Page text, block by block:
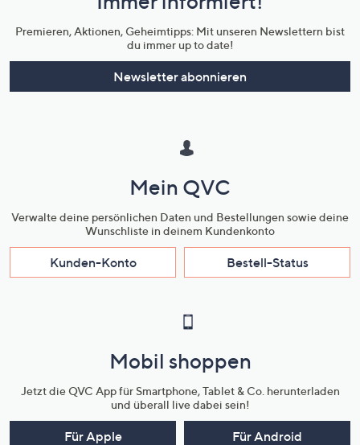
Unternehmensinformationen
Premieren, Aktionen, Geheimtipps: Mit unseren Newslettern bist
du immer up to date!
Newsletter abonnieren
Mein QVC
Verwalte deine persönlichen Daten und Bestellungen sowie deine
Wunschliste in deinem Kundenkonto
Kunden-Konto Bestell-Status
Mobil shoppen
Jetzt die QVC App für Smartphone, Tablet & Co. herunterladen
und überall live dabei sein!
Für Apple Für Android